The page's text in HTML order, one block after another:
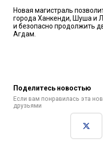
Новая магистраль
города Ханкенди, Шуша и
и безопасно продолжить
Агдам.
Поделитесь новостью
Если вам понравилась эта
друзьями